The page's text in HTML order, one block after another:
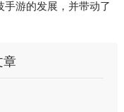
游的发展，并带动了
章